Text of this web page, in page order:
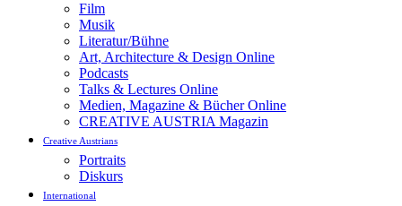
Film
Musik
Literatur/Bühne
Art, Architecture & Design Online
Podcasts
Talks & Lectures Online
Medien, Magazine & Bücher Online
CREATIVE AUSTRIA Magazin
Creative Austrians
Portraits
Diskurs
International